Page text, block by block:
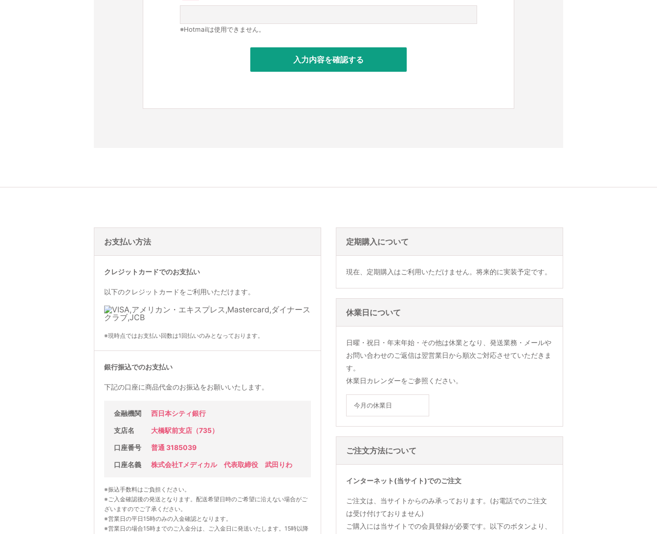
※Hotmailは使用できません。
入力内容を確認する
お支払い方法
クレジットカードでのお支払い
以下のクレジットカードをご利用いただけます。
※現時点ではお支払い回数は1回払いのみとなっております。
銀行振込でのお支払い
下記の口座に商品代金のお振込をお願いいたします。
金融機関 西日本シティ銀行
支店名 大橋駅前支店（735）
口座番号 普通 3185039
口座名義 株式会社Tメディカル 代表取締役 武田りわ
※振込手数料はご負担ください。
※ご入金確認後の発送となります。配送希望日時のご希望に沿えない場合がご
ざいますのでご了承ください。
※営業日の平日15時のみの入金確認となります。
※営業日の場合15時までのご入金分は、ご入金日に発送いたします。15時以降
定期購入について
現在、定期購入はご利用いただけません。将来的に実装予定です。
休業日について
日曜・祝日・年末年始・その他は休業となり、発送業務・メールや
お問い合わせのご返信は翌営業日から順次ご対応させていただきま
す。
休業日カレンダーをご参照ください。
今月の休業日
ご注文方法について
インターネット(当サイト)でのご注文
ご注文は、当サイトからのみ承っております。(お電話でのご注文
は受け付けておりません)
ご購入には当サイトでの会員登録が必要です。以下のボタンより、